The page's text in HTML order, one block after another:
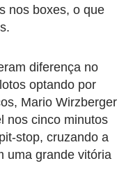
nos boxes, o que
diferença no
optando por
Mario Wirzberger
nos cinco minutos
stop, cruzando a
uma grande vitória